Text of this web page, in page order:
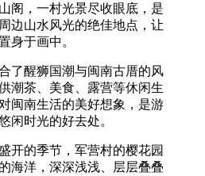
阁，一村光景尽收眼底，是
边山水风光的绝佳地点，让
身于画中。
了醒狮国潮与闽南古厝的风
潮茶、美食、露营等休闲生
闽南生活的美好想象，是游
闲时光的好去处。
开的季节，军营村的樱花园
海洋，深深浅浅、层层叠叠